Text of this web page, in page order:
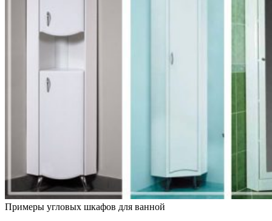
Примеры угловых шкафов для ванной